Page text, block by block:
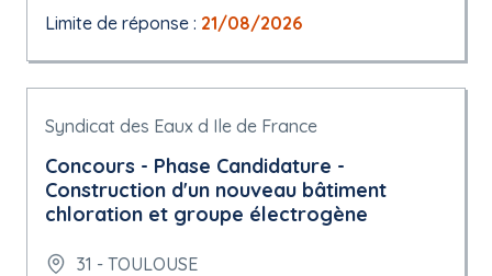
Limite de réponse : 21/08/2026
Syndicat des Eaux d Ile de France
Concours - Phase Candidature -
Construction d'un nouveau bâtiment
chloration et groupe électrogène
31 - TOULOUSE